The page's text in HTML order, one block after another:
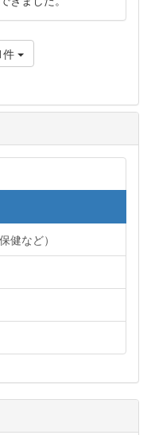
件
健など）